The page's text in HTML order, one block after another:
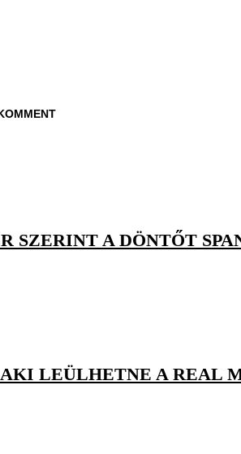
SZERINT A DÖNTŐT
LEÜLHETNE A REAL